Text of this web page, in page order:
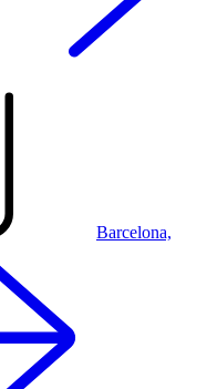
Barcelona,